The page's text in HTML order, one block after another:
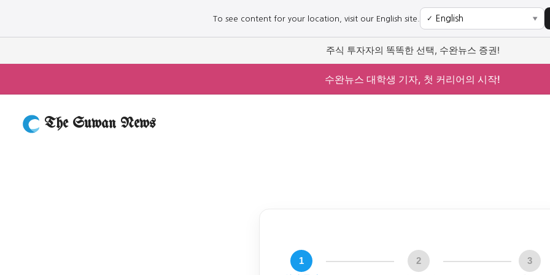
To see content for your location, visit our English site. ✓ ▼
주식 투자자의 똑똑한 선택, 수완뉴스 증권!
수완뉴스 대학생 기자, 첫 커리어의 시작!
The Suwan News
1 2 3